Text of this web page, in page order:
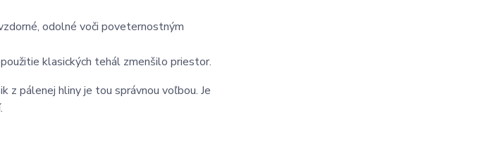
odolné voči poveternostným
klasických tehál zmenšilo priestor.
pálenej hliny je tou správnou voľbou. Je